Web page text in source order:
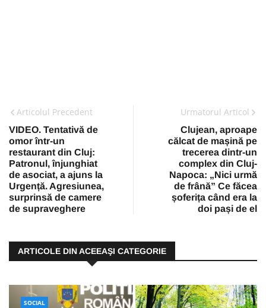
Articolul Precedent
VIDEO. Tentativă de
omor într-un
restaurant din Cluj:
Patronul, înjunghiat
de asociat, a ajuns la
Urgență. Agresiunea,
surprinsă de camere
de supraveghere
Urmatorul Articol
Clujean, aproape
călcat de mașină pe
trecerea dintr-un
complex din Cluj-
Napoca: „Nici urmă
de frână” Ce făcea
șoferița când era la
doi pași de el
ARTICOLE DIN ACEEAŞI CATEGORIE
SOCIAL